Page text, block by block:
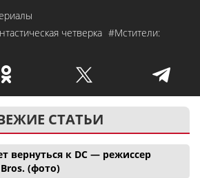
четверка #Мстители:
СТАТЬИ
вернуться к DC — режиссер
(фото)